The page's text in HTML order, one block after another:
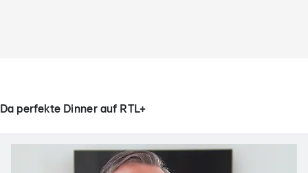
Da perfekte Dinner auf RTL+